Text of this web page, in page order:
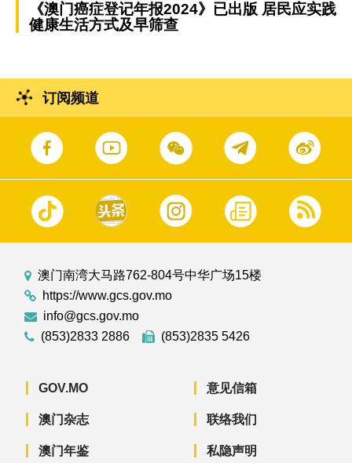
《澳门癌症登记年报2024》已出版 居民应实践
健康生活方式及早筛查
订阅频道
澳门南湾大马路762-804号中华广场15楼
https://www.gcs.gov.mo
info@gcs.gov.mo
(853)2833 2886
(853)2835 5426
GOV.MO
澳门杂志
澳门年鉴
意见信箱
联络我们
私隐声明